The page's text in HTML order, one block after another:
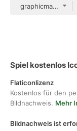
graphicmall color
Spiel kostenlos
Flaticonlizenz
Kostenlos für den
Bildnachweis. Mehr
Bildnachweis ist